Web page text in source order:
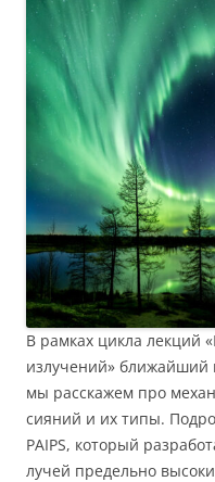
В рамках цикла лекций
излучений» ближайший
мы расскажем про
сияний и их типы.
PAIPS, который
лучей предельно